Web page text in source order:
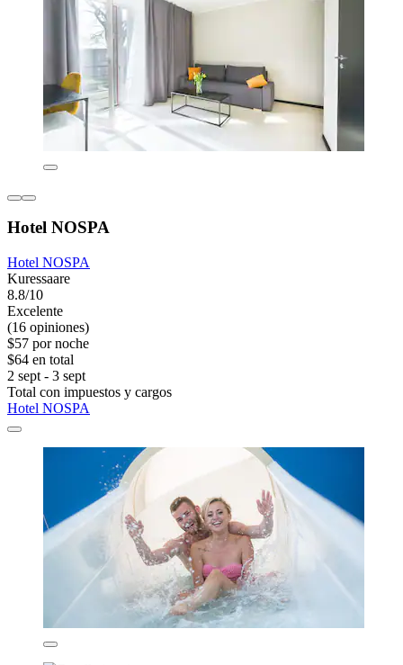
Hotel NOSPA
Hotel NOSPA
Kuressaare
8.8/10
Excelente
(16 opiniones)
$57 por noche
$64 en total
2 sept - 3 sept
Total con impuestos y cargos
Hotel NOSPA